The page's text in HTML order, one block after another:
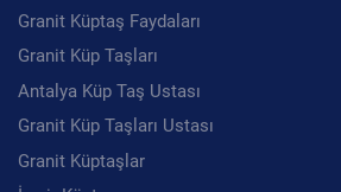
Granit Küptaş Faydaları
Granit Küp Taşları
Antalya Küp Taş Ustası
Granit Küp Taşları Ustası
Granit Küptaşlar